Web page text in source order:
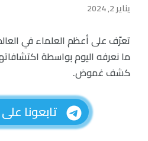
يناير 2, 2024
تعرّف على أعظم العلماء في
ما نعرفه اليوم بواسطة
كشف غموض.
تابعونا على